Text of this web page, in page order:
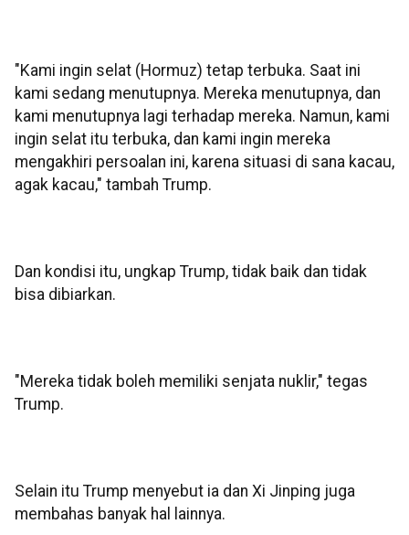
"Kami ingin selat (Hormuz) tetap terbuka. Saat ini
kami sedang menutupnya. Mereka menutupnya, dan
kami menutupnya lagi terhadap mereka. Namun, kami
ingin selat itu terbuka, dan kami ingin mereka
mengakhiri persoalan ini, karena situasi di sana kacau,
agak kacau," tambah Trump.
Dan kondisi itu, ungkap Trump, tidak baik dan tidak
bisa dibiarkan.
"Mereka tidak boleh memiliki senjata nuklir," tegas
Trump.
Selain itu Trump menyebut ia dan Xi Jinping juga
membahas banyak hal lainnya.